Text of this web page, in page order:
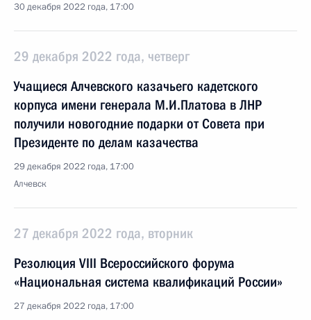
30 декабря 2022 года, 17:00
29 декабря 2022 года, четверг
Учащиеся Алчевского казачьего кадетского
корпуса имени генерала М.И.Платова в ЛНР
получили новогодние подарки от Совета при
Президенте по делам казачества
29 декабря 2022 года, 17:00
Алчевск
27 декабря 2022 года, вторник
Резолюция VIII Всероссийского форума
«Национальная система квалификаций России»
27 декабря 2022 года, 17:00